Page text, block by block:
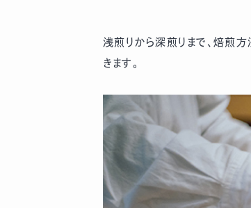
浅煎りから深煎りまで、焙煎
きます。